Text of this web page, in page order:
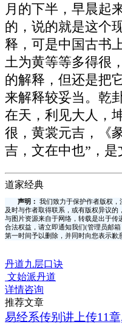
月的下半，早晨起
的，说的就是这个
释，可是中国古书
土为黄等等多得很
的解释，但还是把
来解释较妥当。乾
在天，利见大人，
很，黄裳元吉，《
吉，文在中也”，是
道家经典
声明：
我们致力于保护作者版权
及时与作者取得联系，或有版权异议的
与图片资源来自于网络，转载是出于传
合法权益，请立即通知我们(管理员邮
第一时间予以删除，并同时向您表示歉
丹道九层口诀
文始派丹道
详情咨询
推荐文章
易经系传别讲上传11